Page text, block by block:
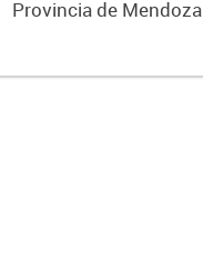
Provincia de